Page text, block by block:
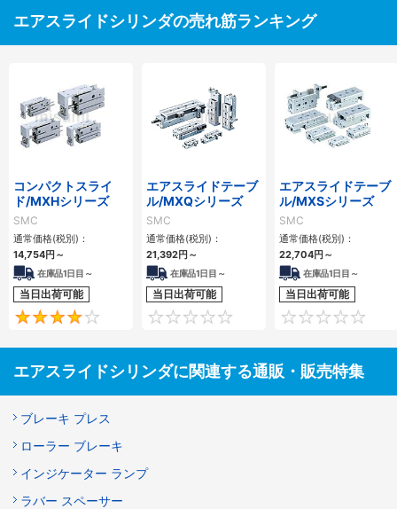
エアスライドシリンダの売れ筋ランキング
コンパクトスライ
ド/MXHシリーズ
SMC
通常価格(税別)：
14,754円～
在庫品1日目～
当日出荷可能
4
エアスライドテーブ
ル/MXQシリーズ
SMC
通常価格(税別)：
21,392円～
在庫品1日目～
当日出荷可能
0
エアスライドテーブ
ル/MXSシリーズ
SMC
通常価格(税別)：
22,704円～
在庫品1日目～
当日出荷可能
エアスライドシリンダに関連する通販・販売特集
ブレーキ プレス
ローラー ブレーキ
インジケーター ランプ
ラバー スペーサー